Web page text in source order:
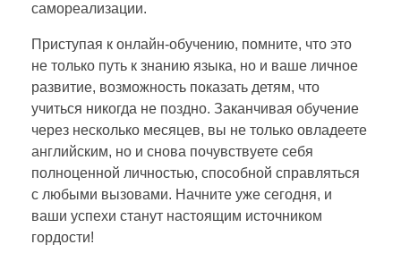
самореализации.
Приступая к онлайн-обучению, помните, что это
не только путь к знанию языка, но и ваше личное
развитие, возможность показать детям, что
учиться никогда не поздно. Заканчивая обучение
через несколько месяцев, вы не только овладеете
английским, но и снова почувствуете себя
полноценной личностью, способной справляться
с любыми вызовами. Начните уже сегодня, и
ваши успехи станут настоящим источником
гордости!